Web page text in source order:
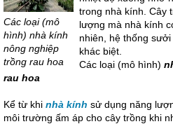
Các loại (mô
hình) nhà kính
nông nghiệp
trồng rau hoa
trong nhà kính. Cây
lượng mà nhà kính
nhiên, hệ thống
khác biệt.
Các loại (mô hình)
rau hoa
Kể từ khi nhà kính sử dụng năng
môi trường ấm áp cho cây trồng khi